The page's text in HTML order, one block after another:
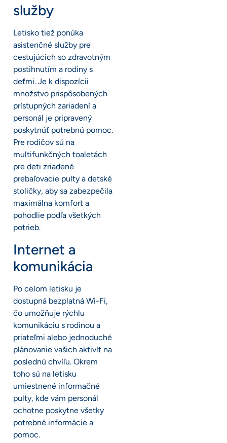
služby
Letisko tiež ponúka
asistenčné služby pre
cestujúcich so zdravotným
postihnutím a rodiny s
deťmi. Je k dispozícii
množstvo prispôsobených
prístupných zariadení a
personál je pripravený
poskytnúť potrebnú pomoc.
Pre rodičov sú na
multifunkčných toaletách
pre deti zriadené
prebaľovacie pulty a detské
stoličky, aby sa zabezpečila
maximálna komfort a
pohodlie podľa všetkých
potrieb.
Internet a
komunikácia
Po celom letisku je
dostupná bezplatná Wi-Fi,
čo umožňuje rýchlu
komunikáciu s rodinou a
priateľmi alebo jednoduché
plánovanie vašich aktivít na
poslednú chvíľu. Okrem
toho sú na letisku
umiestnené informačné
pulty, kde vám personál
ochotne poskytne všetky
potrebné informácie a
pomoc.